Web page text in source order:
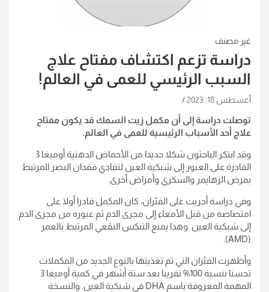
غير مصنف
دراسة تزعم اكتشاف مفتاح علاج
السبب الرئيسي للعمى في العالم!
أغسطس 18, 2023
توصلت دراسة إلى أن مكمل زيت السمك قد يكون مفتاح
علاج أحد الأسباب الرئيسية للعمى في العالم.
وقد ابتكر الباحثون شكلا جديدا من الأحماض الدهنية أوميغا 3
القادرة على العبور إلى شبكية العين لتفادي فقدان البصر المرتبط
بمرض الزهايمر والسكري وأمراض أخرى.
وفي دراسة أجريت على الفئران، كان المكمل قادرا أولا على
امتصاصه من قبل الأمعاء إلى مجرى الدم ثم عبوره من مجرى الدم
إلى شبكية العين. وهذا يمنع التنكس البقعي المرتبط بالعمر
(AMD).
وأظهرت الفئران التي تم تغذيتها بالنوع الجديد من المكملات
تحسنا بنسبة 100% تقريبا بعد ستة أشهر في كمية أوميغا 3
المهمة المعروفة باسم DHA في شبكية العين. والنسخة